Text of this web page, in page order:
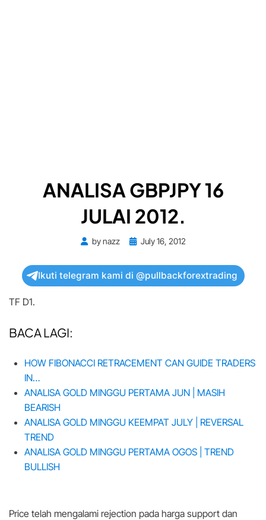
ANALISA GBPJPY 16
JULAI 2012.
bynazz
PostedJuly 16, 2012
Ikuti telegram kami di @pullbackforextrading
TF D1.
BACA LAGI:
HOW FIBONACCI RETRACEMENT CAN GUIDE TRADERS
IN…
ANALISA GOLD MINGGU PERTAMA JUN | MASIH
BEARISH
ANALISA GOLD MINGGU KEEMPAT JULY | REVERSAL
TREND
ANALISA GOLD MINGGU PERTAMA OGOS | TREND
BULLISH
Price telah mengalami rejection pada harga support dan